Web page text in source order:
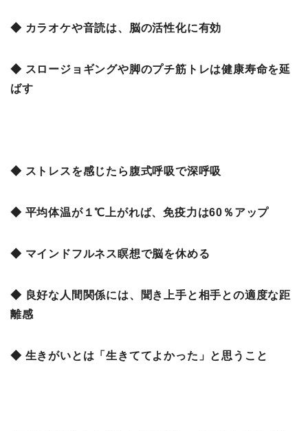
◆ カラオケや音読は、脳の活性化に有効
◆ スロージョギングや脚のプチ筋トレは健康寿命を延
ばす
◆ ストレスを感じたら腹式呼吸で深呼吸
◆ 平均体温が１℃上がれば、免疫力は60％アップ
◆ マインドフルネス瞑想で脳を休める
◆ 良好な人間関係には、聞き上手と相手との適度な距
離感
◆ 生きがいとは「生きててよかった」と思うこと